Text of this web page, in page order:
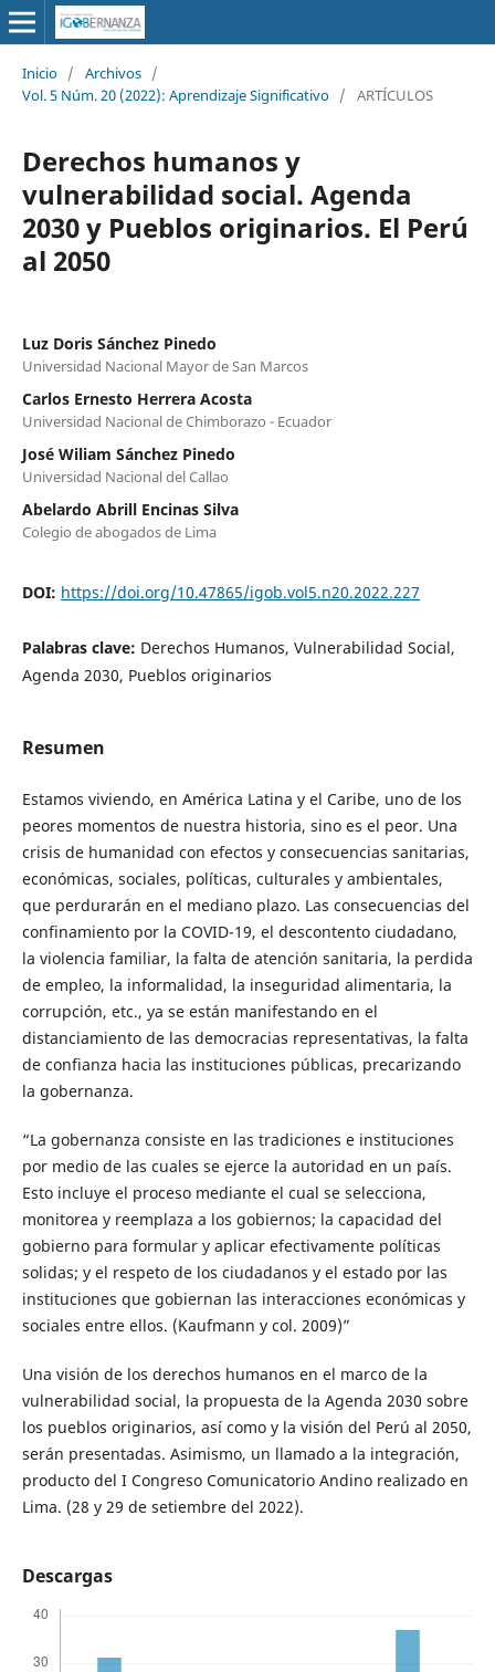
Inicio / Archivos /
Vol. 5 Núm. 20 (2022): Aprendizaje Significativo / ARTÍCULOS
Derechos humanos y
vulnerabilidad social. Agenda
2030 y Pueblos originarios. El Perú
al 2050
Luz Doris Sánchez Pinedo
Universidad Nacional Mayor de San Marcos
Carlos Ernesto Herrera Acosta
Universidad Nacional de Chimborazo - Ecuador
José Wiliam Sánchez Pinedo
Universidad Nacional del Callao
Abelardo Abrill Encinas Silva
Colegio de abogados de Lima
DOI: https://doi.org/10.47865/igob.vol5.n20.2022.227
Palabras clave: Derechos Humanos, Vulnerabilidad Social,
Agenda 2030, Pueblos originarios
Resumen
Estamos viviendo, en América Latina y el Caribe, uno de los
peores momentos de nuestra historia, sino es el peor. Una
crisis de humanidad con efectos y consecuencias sanitarias,
económicas, sociales, políticas, culturales y ambientales,
que perdurarán en el mediano plazo. Las consecuencias del
confinamiento por la COVID-19, el descontento ciudadano,
la violencia familiar, la falta de atención sanitaria, la perdida
de empleo, la informalidad, la inseguridad alimentaria, la
corrupción, etc., ya se están manifestando en el
distanciamiento de las democracias representativas, la falta
de confianza hacia las instituciones públicas, precarizando
la gobernanza.
“La gobernanza consiste en las tradiciones e instituciones
por medio de las cuales se ejerce la autoridad en un país.
Esto incluye el proceso mediante el cual se selecciona,
monitorea y reemplaza a los gobiernos; la capacidad del
gobierno para formular y aplicar efectivamente políticas
solidas; y el respeto de los ciudadanos y el estado por las
instituciones que gobiernan las interacciones económicas y
sociales entre ellos. (Kaufmann y col. 2009)”
Una visión de los derechos humanos en el marco de la
vulnerabilidad social, la propuesta de la Agenda 2030 sobre
los pueblos originarios, así como y la visión del Perú al 2050,
serán presentadas. Asimismo, un llamado a la integración,
producto del I Congreso Comunicatorio Andino realizado en
Lima. (28 y 29 de setiembre del 2022).
Descargas